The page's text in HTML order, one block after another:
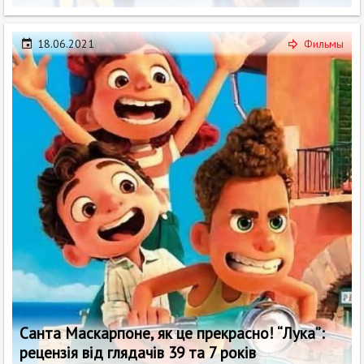
18.06.2021 Фильмы
Санта Маскарпоне, як це прекрасно! “Лука”:
рецензія від глядачів 39 та 7 років